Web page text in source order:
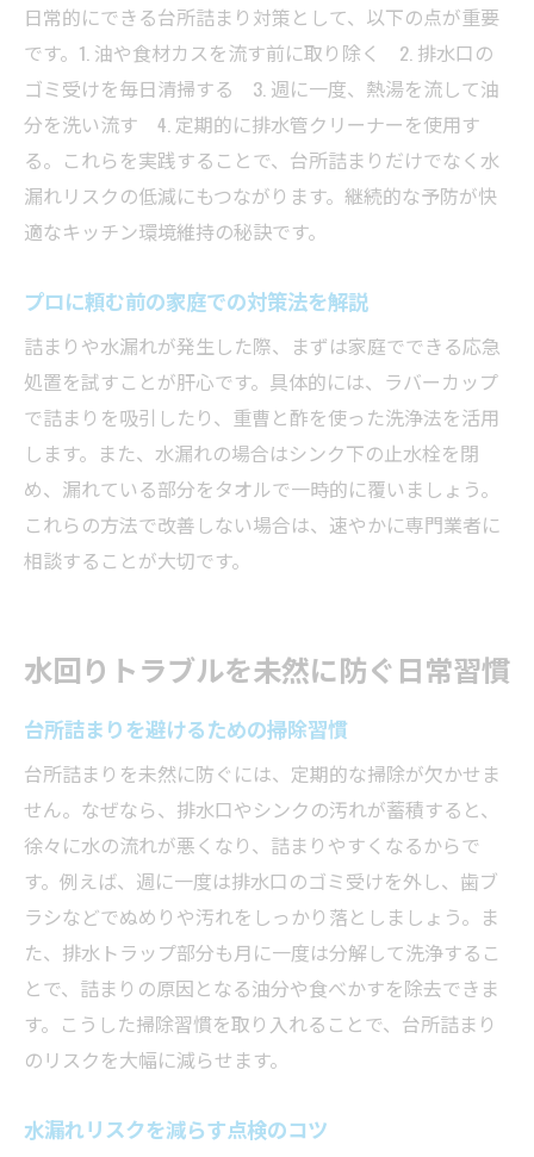
日常的にできる台所詰まり対策として、以下の点が重要
です。1. 油や食材カスを流す前に取り除く 2. 排水口の
ゴミ受けを毎日清掃する 3. 週に一度、熱湯を流して油
分を洗い流す 4. 定期的に排水管クリーナーを使用す
る。これらを実践することで、台所詰まりだけでなく水
漏れリスクの低減にもつながります。継続的な予防が快
適なキッチン環境維持の秘訣です。
プロに頼む前の家庭での対策法を解説
詰まりや水漏れが発生した際、まずは家庭でできる応急
処置を試すことが肝心です。具体的には、ラバーカップ
で詰まりを吸引したり、重曹と酢を使った洗浄法を活用
します。また、水漏れの場合はシンク下の止水栓を閉
め、漏れている部分をタオルで一時的に覆いましょう。
これらの方法で改善しない場合は、速やかに専門業者に
相談することが大切です。
水回りトラブルを未然に防ぐ日常習慣
台所詰まりを避けるための掃除習慣
台所詰まりを未然に防ぐには、定期的な掃除が欠かせま
せん。なぜなら、排水口やシンクの汚れが蓄積すると、
徐々に水の流れが悪くなり、詰まりやすくなるからで
す。例えば、週に一度は排水口のゴミ受けを外し、歯ブ
ラシなどでぬめりや汚れをしっかり落としましょう。ま
た、排水トラップ部分も月に一度は分解して洗浄するこ
とで、詰まりの原因となる油分や食べかすを除去できま
す。こうした掃除習慣を取り入れることで、台所詰まり
のリスクを大幅に減らせます。
水漏れリスクを減らす点検のコツ